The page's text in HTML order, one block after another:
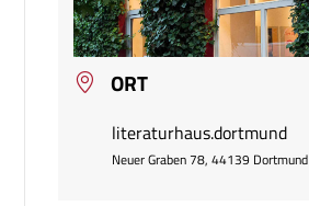
ORT
literaturhaus.dortmund
Neuer Graben 78, 44139 Dortmund